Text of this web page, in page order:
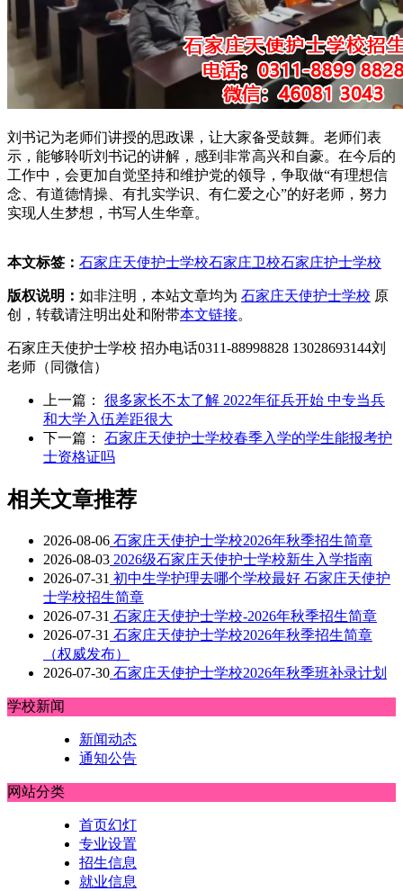
刘书记为老师们讲授的思政课，让大家备受鼓舞。老师们表
示，能够聆听刘书记的讲解，感到非常高兴和自豪。在今后的
工作中，会更加自觉坚持和维护党的领导，争取做“有理想信
念、有道德情操、有扎实学识、有仁爱之心”的好老师，努力
实现人生梦想，书写人生华章。
本文标签： 石家庄天使护士学校石家庄卫校石家庄护士学校
版权说明： 如非注明，本站文章均为 石家庄天使护士学校 原
创，转载请注明出处和附带本文链接。
石家庄天使护士学校 招办电话0311-88998828 13028693144刘
老师（同微信）
上一篇： 很多家长不太了解 2022年征兵开始 中专当兵
和大学入伍差距很大
下一篇： 石家庄天使护士学校春季入学的学生能报考护
士资格证吗
相关文章推荐
2026-08-06 石家庄天使护士学校2026年秋季招生简章
2026-08-03 2026级石家庄天使护士学校新生入学指南
2026-07-31 初中生学护理去哪个学校最好 石家庄天使护
士学校招生简章
2026-07-31 石家庄天使护士学校-2026年秋季招生简章
2026-07-31 石家庄天使护士学校2026年秋季招生简章
（权威发布）
2026-07-30 石家庄天使护士学校2026年秋季班补录计划
学校新闻
新闻动态
通知公告
网站分类
首页幻灯
专业设置
招生信息
就业信息